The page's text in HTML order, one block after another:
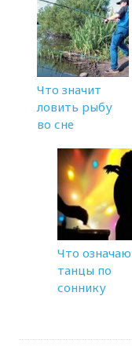
Что значит
ловить рыбу
во сне
Что
танцы по
соннику